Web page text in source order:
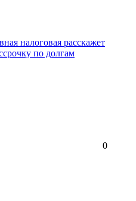
налоговая расскажет
по долгам
0